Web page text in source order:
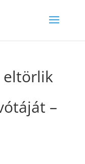
eltörlik
–